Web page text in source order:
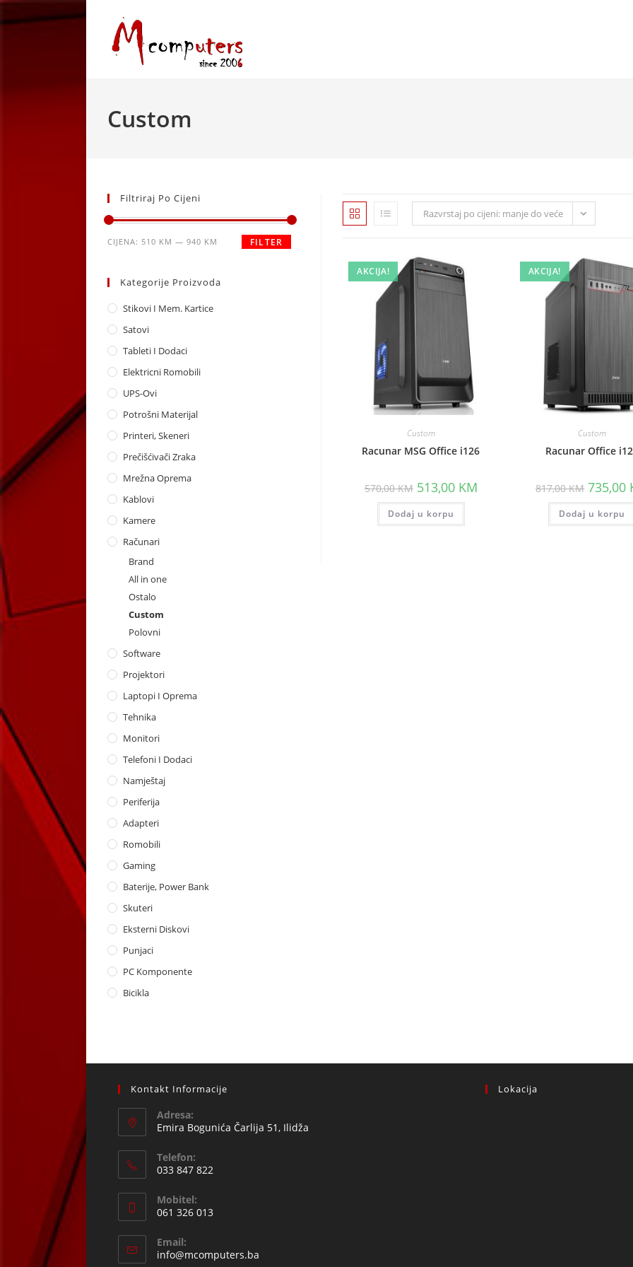
to
Custom
Filtriraj Po Cijeni
Minimalna
Maksimalna
FILTER
CIJENA: 510 KM — 940 KM
Kategorije Proizvoda
Stikovi I Mem. Kartice
Satovi
Tableti I Dodaci
Elektricni Romobili
UPS-Ovi
Potrošni Materijal
Printeri, Skeneri
Prečišćivači Zraka
Mrežna Oprema
Kablovi
Kamere
Računari
Brand
All in one
Ostalo
Custom
Polovni
Software
Projektori
Laptopi I Oprema
Tehnika
Monitori
Telefoni I Dodaci
Namještaj
Periferija
Adapteri
Romobili
Gaming
Baterije, Power Bank
Skuteri
Eksterni Diskovi
Punjaci
PC Komponente
Bicikla
Razvrstaj po cijeni: manje do veće
AKCIJA!
Custom
Racunar MSG Office i126
570,00KM Original
price
was:
570,00 KM.
513,00 KMCurrent
price
Dodaj u korpu
AKCIJA!
Custom
Racunar Office
817,00KM Original
price
was:
817,00 KM.
735,00
Dodaj u korpu
Kontakt Informacije
Adresa:
Emira Bogunića Čarlija 51, Ilidža
Telefon:
033 847 822
in
your
application
Mobitel:
061 326 013
in
your
Email:
info@mcomputers.ba
Lokacija